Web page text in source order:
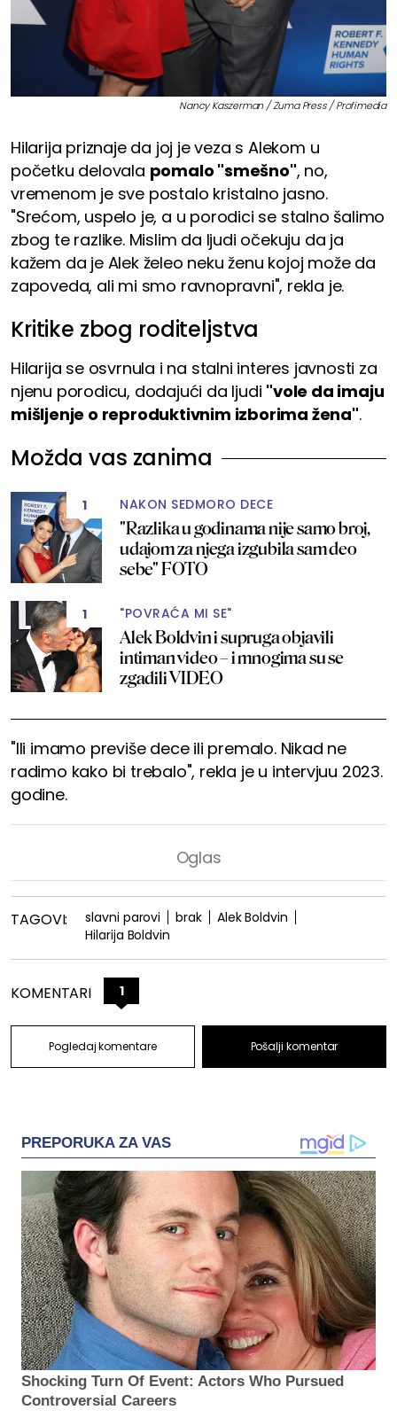
Nancy Kaszerman / Zuma Press / Profimedia
Hilarija priznaje da joj je veza s Alekom u
početku delovala pomalo "smešno", no,
vremenom je sve postalo kristalno jasno.
"Srećom, uspelo je, a u porodici se stalno šalimo
zbog te razlike. Mislim da ljudi očekuju da ja
kažem da je Alek želeo neku ženu kojoj može da
zapoveda, ali mi smo ravnopravni", rekla je.
Kritike zbog roditeljstva
Hilarija se osvrnula i na stalni interes javnosti za
njenu porodicu, dodajući da ljudi "vole da imaju
mišljenje o reproduktivnim izborima žena".
Možda vas zanima
1 NAKON SEDMORO DECE
"Razlika u godinama nije samo broj,
udajom za njega izgubila sam deo
sebe" FOTO
1 "POVRAĆA MI SE"
Alek Boldvin i supruga objavili
intiman video – i mnogima su se
zgadili VIDEO
"Ili imamo previše dece ili premalo. Nikad ne
radimo kako bi trebalo", rekla je u intervjuu 2023.
godine.
TAGOVI: slavni parovi brak
Alek Boldvin
Hilarija Boldvin
KOMENTARI 1
Pogledaj komentare Pošalji komentar
PREPORUKA ZA VAS
Shocking Turn Of Event: Actors Who Pursued
Controversial Careers